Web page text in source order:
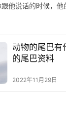
他说话的时候，
析问题也是一针见
动物的尾巴有
的尾巴资料
2022年11月29日